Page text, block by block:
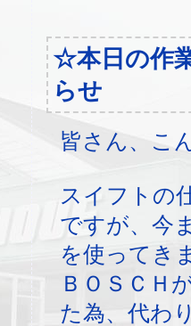
☆本日の作
らせ
皆さん、こ
スイフトの
ですが、今
を使ってき
ＢＯＳＣＨ
た為、代わ